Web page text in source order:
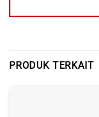
PRODUK TERKAIT